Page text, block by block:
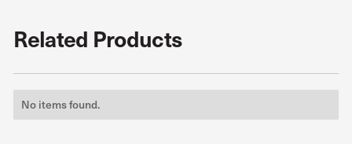
Related Products
No items found.